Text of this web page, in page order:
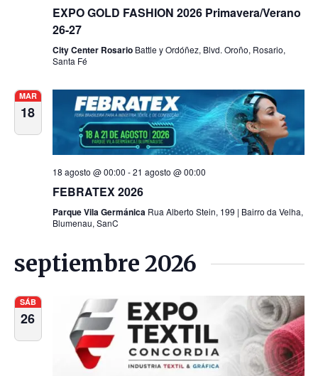
EXPO GOLD FASHION 2026 Primavera/Verano
26-27
City Center Rosario Battle y Ordóñez, Blvd. Oroño, Rosario,
Santa Fé
MAR
18
18 agosto @ 00:00 -21 agosto @ 00:00
FEBRATEX 2026
Parque Vila Germánica Rua Alberto Stein, 199 | Bairro da Velha,
Blumenau, SanC
septiembre 2026
SÁB
26